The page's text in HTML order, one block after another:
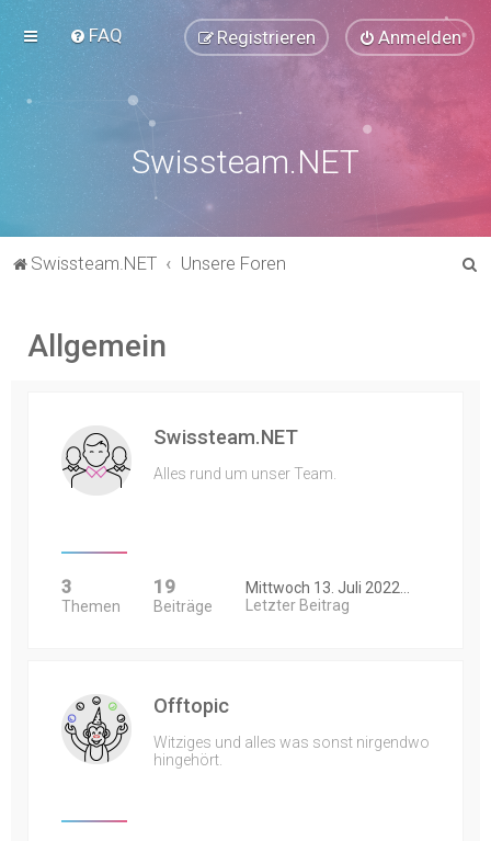
FAQ Anmelden
Registrieren
Swissteam.NET
Swissteam.NET Unsere Foren
Allgemein
Swissteam.NET
Alles rund um unser Team.
3
Themen
19
Beiträge
Mittwoch 13. Juli 2022…
Letzter Beitrag
Offtopic
Witziges und alles was sonst nirgendwo
hingehört.